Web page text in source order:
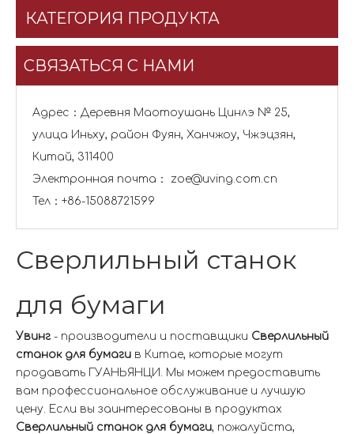
КАТЕГОРИЯ ПРОДУКТА
СВЯЗАТЬСЯ С НАМИ
Адрес：Деревня Маотоушань Цинлэ № 25,
улица Иньху, район Фуян, Ханчжоу, Чжэцзян,
Китай, 311400
Электронная почта： zoe@uving.com.cn
Тел：+86-15088721599
Сверлильный станок
для бумаги
Увинг- производители и поставщики Сверлильный
станок для бумаги в Китае, которые могут
продавать ГУАНЬЯНЦИ. Мы можем предоставить
вам профессиональное обслуживание и лучшую
цену. Если вы заинтересованы в продуктах
Сверлильный станок для бумаги, пожалуйста,